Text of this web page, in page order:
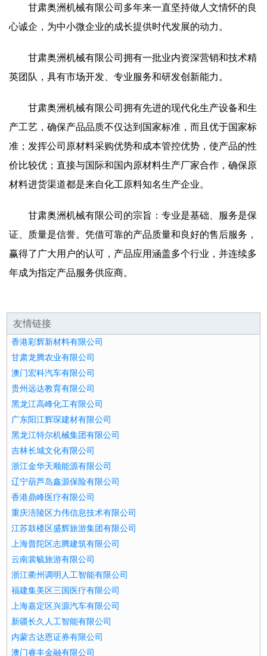
甘肃奥洲机械有限公司多年来一直坚持做人文情怀的良
心诚企，为中小微企业的成长提供时代发展的动力。
甘肃奥洲机械有限公司拥有一批业内资深营销和技术精
英团队，具有市场开发、专业服务和研发创新能力。
甘肃奥洲机械有限公司拥有先进的现代化生产设备和生
产工艺，确保产品品质不仅达到国家标准，而且优于国家标
准；发挥公司原材料采购优势和成本管控优势，使产品的性
价比较优；直接与国际和国内原材料生产厂家合作，确保原
材料进货渠道都是来自化工原料知名生产企业。
甘肃奥洲机械有限公司的宗旨：专业是基础、服务是保
证、质量是信誉。凭借可靠的产品质量和良好的售后服务，
赢得了广大用户的认可，产品应用涵盖多个行业，并连续多
年成为指定产品服务供应商。
友情链接
香港彩辉新材料有限公司
甘肃龙腾农业有限公司
澳门宏科汽车有限公司
贵州远达教育有限公司
黑龙江高峰化工有限公司
广东阳江辉琛建材有限公司
黑龙江特尔机械集团有限公司
吉林长城文化有限公司
浙江金华天顺能源有限公司
辽宁葫芦岛鑫源保险有限公司
香港鼎峰医疗有限公司
重庆涪陵区力伟信息技术有限公司
江苏鼓楼区盛辉旅游集团有限公司
上海普陀区志腾建筑有限公司
云南裳毓旅游有限公司
浙江衢州调明人工智能有限公司
福建集美区三国医疗有限公司
上海嘉定区兴源汽车有限公司
新疆长久人工智能有限公司
内蒙古达恩证券有限公司
澳门睿丰金融有限公司